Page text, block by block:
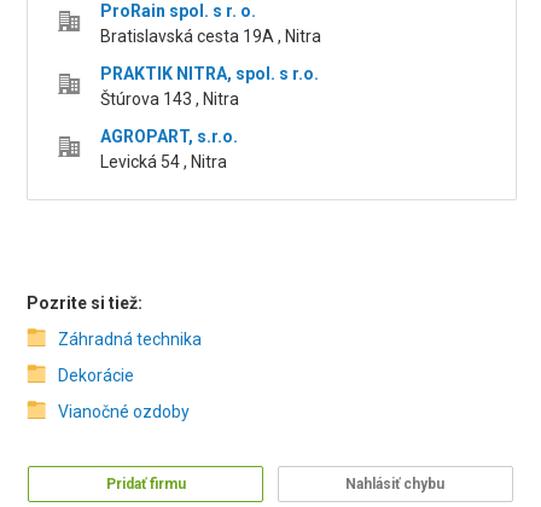
ProRain spol. s r. o.
Bratislavská cesta 19A , Nitra
PRAKTIK NITRA, spol. s r.o.
Štúrova 143 , Nitra
AGROPART, s.r.o.
Levická 54 , Nitra
Pozrite si tiež:
Záhradná technika
Dekorácie
Vianočné ozdoby
Pridať firmu Nahlásiť chybu